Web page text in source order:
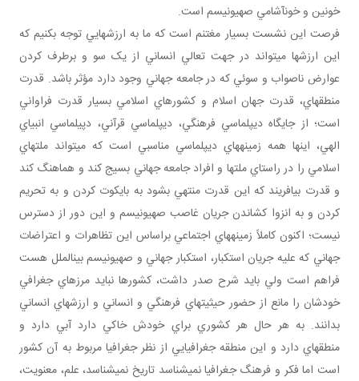
خونين و خون آشامي صهيونيسم است.
فرصت اين نشست بسيار مغتنم است که ما به ارزش هايي توجه بکنيم که
اين ارزش ها مي تواند در جهت تعالي انساني از يک سو و برطرف کردن
عوارض ناصواب و سوئي که در جامعه جهاني وجود دارد مؤثر باشد. قدرت
منطقه اي، قدرت جهان اسلام و کشورهاي اسلامي بسيار قدرت فراواني
است؛ از جايگاه ديپلماسي فرهنگي، ديپلماسي قرآني، دپيلماسي انبياي
الهي، اينها همه زمينه هاي ديپلماسي مناسبي است که مي تواند ملت هاي
اسلامي را در راستاي ملت ها و افراد جامعه جهاني بسيج کند و هماهنگ کند
و قدرت بيافريند که اين قدرت منتهي بشود به بايکوت کردن و به تحريم
کردن و به انزوا کشاندن جريان غاصب صهيونيسم و اين دور از دسترس
نيست؛ اکنون کاملاً زمينه هاي اجتماعي براساس اين تظاهرات و اعتراضات
جهاني که عليه جريان استکبار، استکبار جهاني و صهيونيسم بين الملل هست
فراهم است ولي بايد شرح صدر داشت، کشورها نبايد مرزهاي جغرافي
خودشان را مانع از حضور حيثيت هاي فرهنگي و انساني و ارزش هاي انساني
بدانند. به هر حال هر کشوري براي خودش خاکي دارد آبي دارد و
منطقه اي دارد و اين منطقه جغرافيايي از نظر جغرافيا مربوط به آن کشور
است اما فکر و فرهنگ جغرافيا نمي شناسد تاريخ نمي شناسد، علم، معنويت،